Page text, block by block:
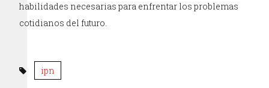
habilidades necesarias para enfrentar los problemas
cotidianos del futuro.
ipn